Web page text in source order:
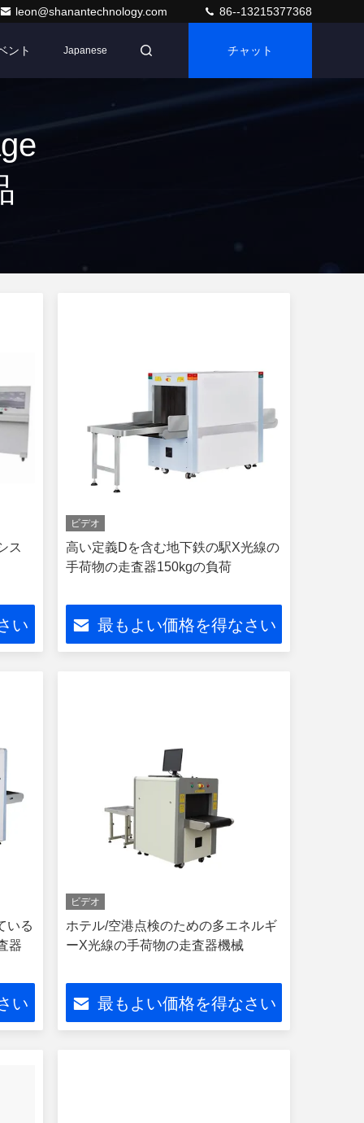
leon@shanantechnology.com 86--13215377368
ント Japanese チャット
ス
い
ビデオ
高い定義Dを含む地下鉄の駅X光線の
手荷物の走査器150kgの負荷
最もよい価格を得なさい
いる
器
い
ビデオ
ホテル/空港点検のための多エネルギ
ーX光線の手荷物の走査器機械
最もよい価格を得なさい